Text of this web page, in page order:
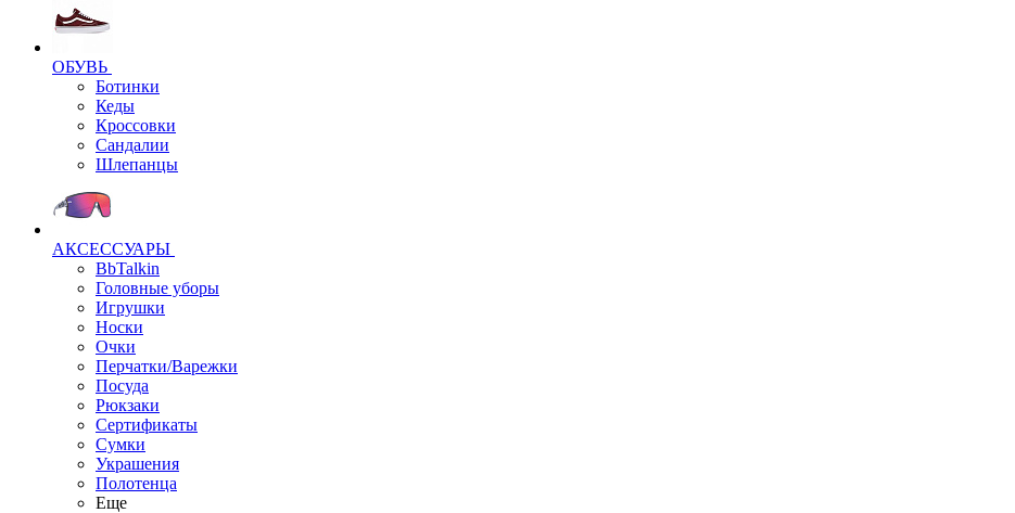
ОБУВЬ
Ботинки
Кеды
Кроссовки
Сандалии
Шлепанцы
АКСЕССУАРЫ
BbTalkin
Головные уборы
Игрушки
Носки
Очки
Перчатки/Варежки
Посуда
Рюкзаки
Сертификаты
Сумки
Украшения
Полотенца
Еще